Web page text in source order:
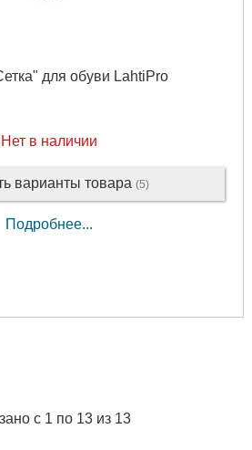
для обуви LahtiPro
Нет в наличии
варианты товара (5)
Подробнее...
с 1 по 13 из 13